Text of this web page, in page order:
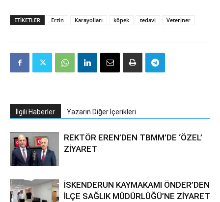
ETIKETLER Erzin Karayolları köpek tedavi Veteriner
İlgili Haberler Yazarın Diğer İçerikleri
REKTÖR EREN’DEN TBMM’DE ‘ÖZEL’
ZİYARET
İSKENDERUN KAYMAKAMI ÖNDER’DEN
İLÇE SAĞLIK MÜDÜRLÜĞÜ’NE ZİYARET